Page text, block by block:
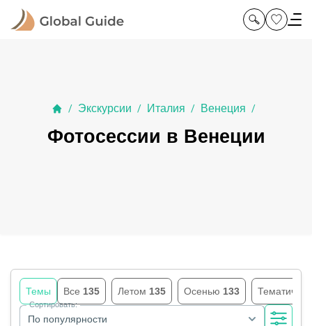
/ Экскурсии / Италия / Венеция /
Фотосессии в Венеции
Темы Все 135 Летом 135 Осенью 133
По популярности
Сортировать: